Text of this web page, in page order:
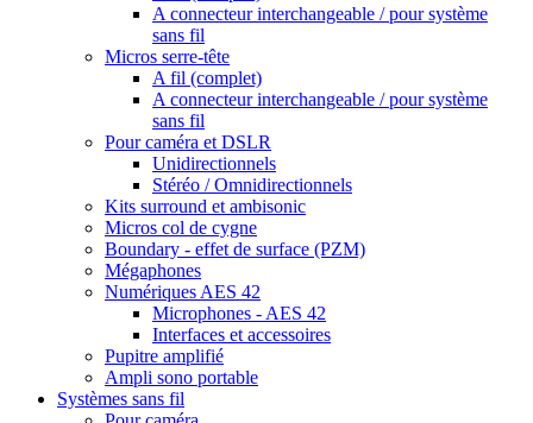
A connecteur interchangeable / pour système
sans fil
Micros serre-tête
A fil (complet)
A connecteur interchangeable / pour système
sans fil
Pour caméra et DSLR
Unidirectionnels
Stéréo / Omnidirectionnels
Kits surround et ambisonic
Micros col de cygne
Boundary - effet de surface (PZM)
Mégaphones
Numériques AES 42
Microphones - AES 42
Interfaces et accessoires
Pupitre amplifié
Ampli sono portable
Systèmes sans fil